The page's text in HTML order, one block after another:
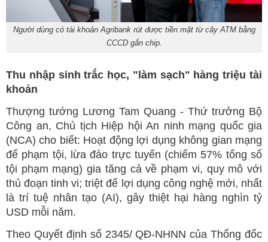
Người dùng có tài khoản Agribank rút được tiền mặt từ cây ATM bằng
CCCD gắn chip.
Thu nhập sinh trắc học, "làm sạch" hàng triệu tài
khoản
Thượng tướng Lương Tam Quang - Thứ trưởng Bộ
Công an, Chủ tịch Hiệp hội An ninh mạng quốc gia
(NCA) cho biết: Hoạt động lợi dụng không gian mạng
để phạm tội, lừa đảo trực tuyến (chiếm 57% tổng số
tội phạm mạng) gia tăng cả về phạm vi, quy mô với
thủ đoạn tinh vi; triệt để lợi dụng công nghệ mới, nhất
là trí tuệ nhân tạo (AI), gây thiệt hại hàng nghìn tỷ
USD mỗi năm.
Theo Quyết định số 2345/ QĐ-NHNN của Thống đốc